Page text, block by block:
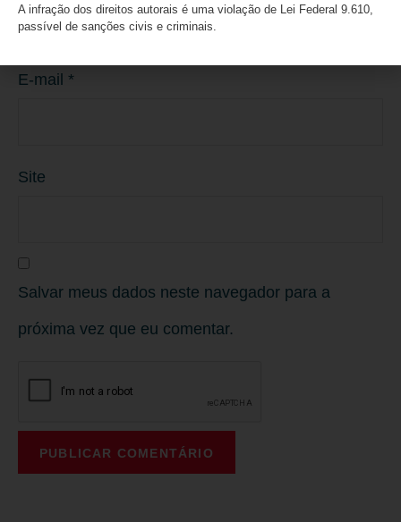
E-mail *
Site
Salvar meus dados neste navegador para a
próxima vez que eu comentar.
A infração dos direitos autorais é uma violação de Lei Federal 9.610,
passível de sanções civis e criminais.